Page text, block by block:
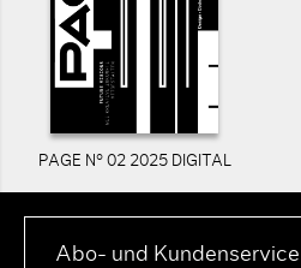
PAGE N° 02 2025 DIGITAL
Abo- und